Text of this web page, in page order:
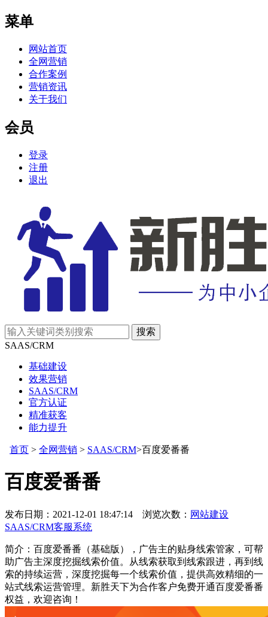
菜单
网站首页
全网营销
合作案例
营销资讯
关于我们
会员
登录
注册
退出
SAAS/CRM
基础建设
效果营销
SAAS/CRM
官方认证
精准获客
能力提升
首页 > 全网营销 > SAAS/CRM>百度爱番番
百度爱番番
发布日期：2021-12-01 18:47:14 浏览次数： 网站建设
SAAS/CRM客服系统
简介：百度爱番番（基础版），广告主的贴身线索管家，可帮
助广告主深度挖掘线索价值。从线索获取到线索跟进，再到线
索的持续运营，深度挖掘每一个线索价值，提供高效精细的一
站式线索运营管理。新胜天下为合作客户免费开通百度爱番番
权益，欢迎咨询！